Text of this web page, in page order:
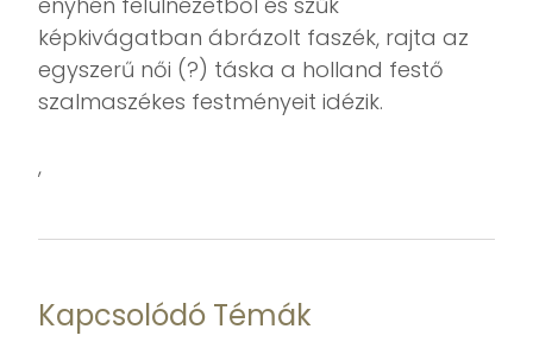
képkivágatban ábrázolt faszék, rajta az
egyszerű női (?) táska a holland festő
szalmaszékes festményeit idézik.
,
Kapcsolódó Témák